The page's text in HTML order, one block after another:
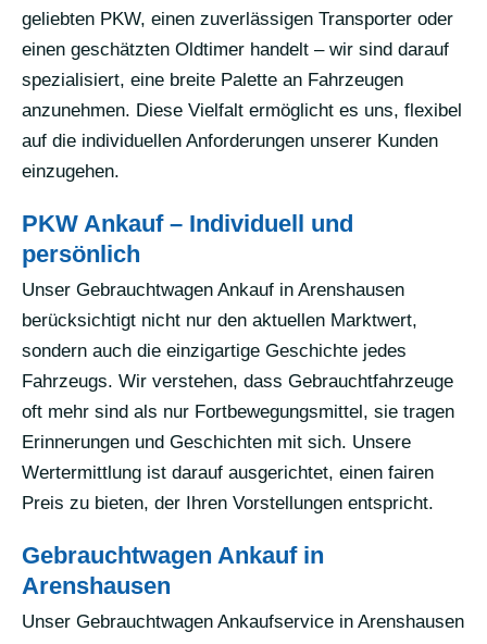
geliebten PKW, einen zuverlässigen Transporter oder
einen geschätzten Oldtimer handelt – wir sind darauf
spezialisiert, eine breite Palette an Fahrzeugen
anzunehmen. Diese Vielfalt ermöglicht es uns, flexibel
auf die individuellen Anforderungen unserer Kunden
einzugehen.
PKW Ankauf – Individuell und
persönlich
Unser Gebrauchtwagen Ankauf in Arenshausen
berücksichtigt nicht nur den aktuellen Marktwert,
sondern auch die einzigartige Geschichte jedes
Fahrzeugs. Wir verstehen, dass Gebrauchtfahrzeuge
oft mehr sind als nur Fortbewegungsmittel, sie tragen
Erinnerungen und Geschichten mit sich. Unsere
Wertermittlung ist darauf ausgerichtet, einen fairen
Preis zu bieten, der Ihren Vorstellungen entspricht.
Gebrauchtwagen Ankauf in
Arenshausen
Unser Gebrauchtwagen Ankaufservice in Arenshausen